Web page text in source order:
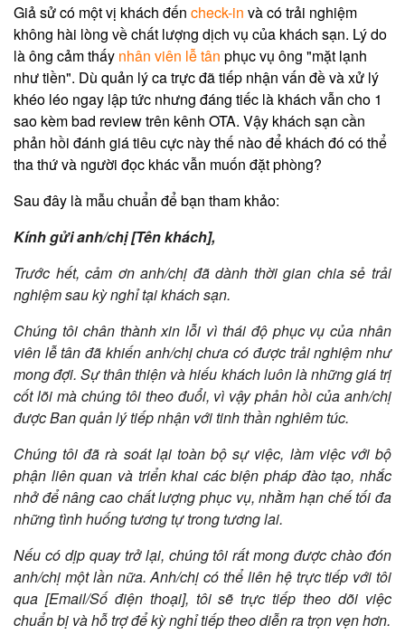
Giả sử có một vị khách đến check-in và có trải nghiệm
không hài lòng về chất lượng dịch vụ của khách sạn. Lý do
là ông cảm thấy nhân viên lễ tân phục vụ ông "mặt lạnh
như tiền". Dù quản lý ca trực đã tiếp nhận vấn đề và xử lý
khéo léo ngay lập tức nhưng đáng tiếc là khách vẫn cho 1
sao kèm bad review trên kênh OTA. Vậy khách sạn cần
phản hồi đánh giá tiêu cực này thế nào để khách đó có thể
tha thứ và người đọc khác vẫn muốn đặt phòng?
Sau đây là mẫu chuẩn để bạn tham khảo:
Kính gửi anh/chị [Tên khách],
Trước hết, cảm ơn anh/chị đã dành thời gian chia sẻ trải
nghiệm sau kỳ nghỉ tại khách sạn.
Chúng tôi chân thành xin lỗi vì thái độ phục vụ của nhân
viên lễ tân đã khiến anh/chị chưa có được trải nghiệm như
mong đợi. Sự thân thiện và hiếu khách luôn là những giá trị
cốt lõi mà chúng tôi theo đuổi, vì vậy phản hồi của anh/chị
được Ban quản lý tiếp nhận với tinh thần nghiêm túc.
Chúng tôi đã rà soát lại toàn bộ sự việc, làm việc với bộ
phận liên quan và triển khai các biện pháp đào tạo, nhắc
nhở để nâng cao chất lượng phục vụ, nhằm hạn chế tối đa
những tình huống tương tự trong tương lai.
Nếu có dịp quay trở lại, chúng tôi rất mong được chào đón
anh/chị một lần nữa. Anh/chị có thể liên hệ trực tiếp với tôi
qua [Email/Số điện thoại], tôi sẽ trực tiếp theo dõi việc
chuẩn bị và hỗ trợ để kỳ nghỉ tiếp theo diễn ra trọn vẹn hơn.